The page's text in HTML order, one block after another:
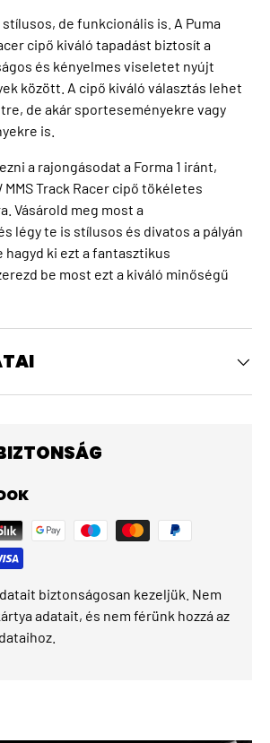
stílusos, de funkcionális is. A Puma
cipő kiváló tapadást biztosít a
és kényelmes viseletet nyújt
között. A cipő kiváló választás lehet
de akár sporteseményekre vagy
is.
a rajongásodat a Forma 1 iránt,
MMS Track Racer cipő tökéletes
Vásárold meg most a
légy te is stílusos és divatos a pályán
hagyd ki ezt a fantasztikus
be most ezt a kiváló minőségű
biztonságosan kezeljük. Nem
adatait, és nem férünk hozzá az